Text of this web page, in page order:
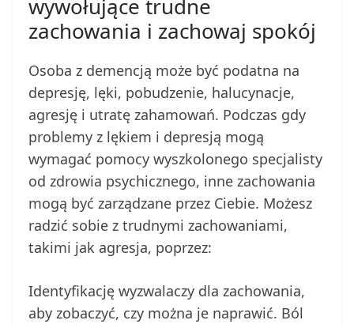
wywołujące trudne
zachowania i zachowaj spokój
Osoba z demencją może być podatna na
depresję, lęki, pobudzenie, halucynacje,
agresję i utratę zahamowań. Podczas gdy
problemy z lękiem i depresją mogą
wymagać pomocy wyszkolonego specjalisty
od zdrowia psychicznego, inne zachowania
mogą być zarządzane przez Ciebie. Możesz
radzić sobie z trudnymi zachowaniami,
takimi jak agresja, poprzez:
Identyfikację wyzwalaczy dla zachowania,
aby zobaczyć, czy można je naprawić. Ból